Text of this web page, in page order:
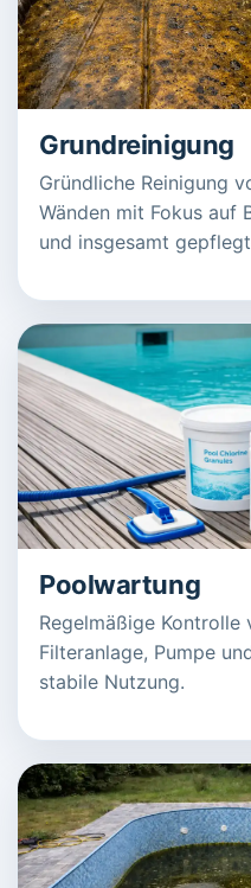
Grundreinigung
Gründliche Reinigung
Wänden mit Fokus auf
und insgesamt
Poolwartung
Regelmäßige Kontrolle
Filteranlage, Pumpe
stabile Nutzung.